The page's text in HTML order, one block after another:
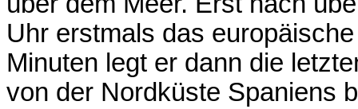
Uhr erstmals das
Minuten legt er dann die
von der Nordküste Spaniens